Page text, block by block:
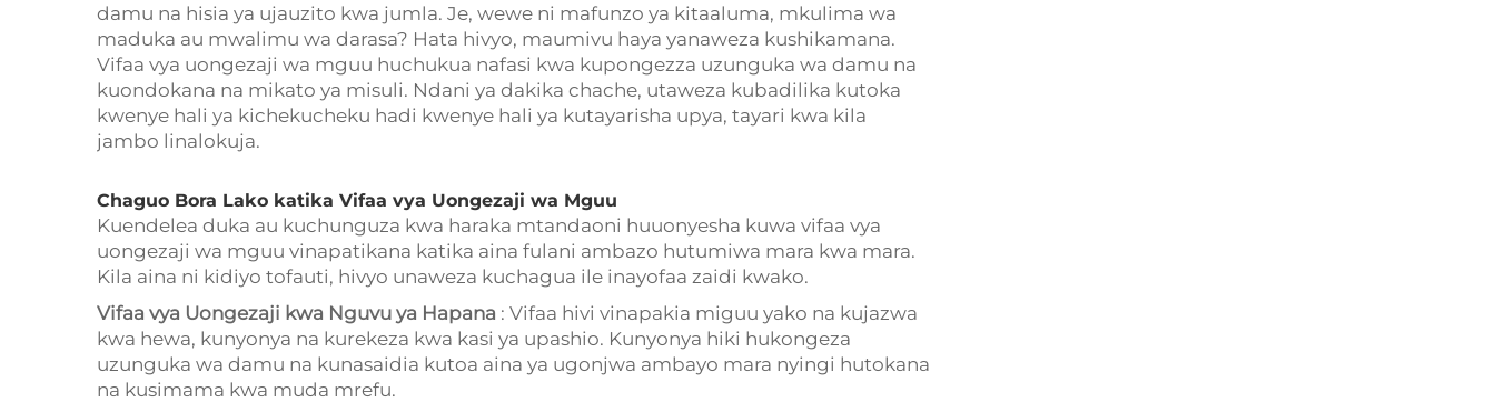
damu na hisia ya ujauzito kwa jumla. Je, wewe ni mafunzo ya kitaaluma, mkulima wa
maduka au mwalimu wa darasa? Hata hivyo, maumivu haya yanaweza kushikamana.
Vifaa vya uongezaji wa mguu huchukua nafasi kwa kupongezza uzunguka wa damu na
kuondokana na mikato ya misuli. Ndani ya dakika chache, utaweza kubadilika kutoka
kwenye hali ya kichekucheku hadi kwenye hali ya kutayarisha upya, tayari kwa kila
jambo linalokuja.
Chaguo Bora Lako katika Vifaa vya Uongezaji wa Mguu
Kuendelea duka au kuchunguza kwa haraka mtandaoni huuonyesha kuwa vifaa vya
uongezaji wa mguu vinapatikana katika aina fulani ambazo hutumiwa mara kwa mara.
Kila aina ni kidiyo tofauti, hivyo unaweza kuchagua ile inayofaa zaidi kwako.
Vifaa vya Uongezaji kwa Nguvu ya Hapana : Vifaa hivi vinapakia miguu yako na kujazwa
kwa hewa, kunyonya na kurekeza kwa kasi ya upashio. Kunyonya hiki hukongeza
uzunguka wa damu na kunasaidia kutoa aina ya ugonjwa ambayo mara nyingi hutokana
na kusimama kwa muda mrefu.